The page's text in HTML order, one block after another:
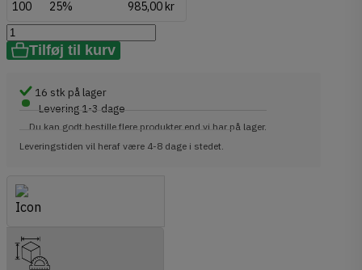
100
25% 985,00 kr
Tilføj til kurv
16 stk på lager
• Levering 1-3 dage
Du kan godt bestille flere produkter end vi har på lager.
Leveringstiden vil heraf være 4-8 dage i stedet.
Spørgsmål & Svar